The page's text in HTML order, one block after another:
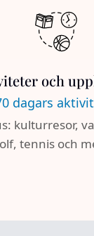
och
dagars
kulturresor,
tennis och